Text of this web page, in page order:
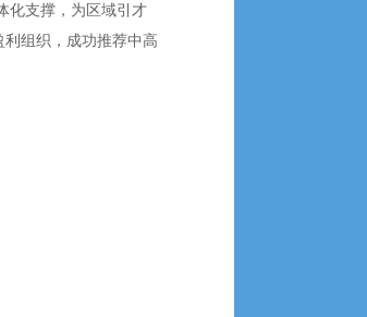
化支撑，为区域引才
组织，成功推荐中高